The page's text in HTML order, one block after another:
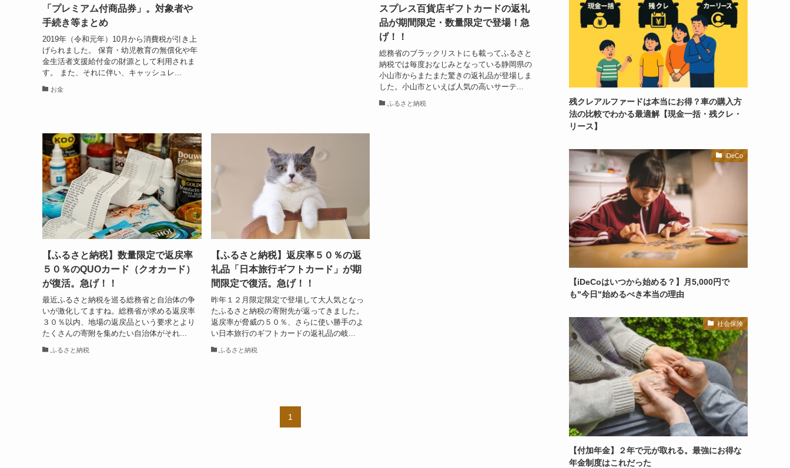
「プレミアム付商品券」。対象者や
手続き等まとめ
2019年（令和元年）10月から消費税が引き上
げられました。 保育・幼児教育の無償化や年
金生活者支援給付金の財源として利用されま
す。 また、それに伴い、キャッシュレ...
お金
スプレス百貨店ギフトカードの返礼
品が期間限定・数量限定で登場！急
げ！！
総務省のブラックリストにも載ってふるさと
納税では毎度おなじみとなっている静岡県の
小山市からまたまた驚きの返礼品が登場しま
した。小山市といえば人気の高いサーテ...
ふるさと納税
【ふるさと納税】数量限定で返戻率
５０％のQUOカード（クオカード）
が復活。急げ！！
最近ふるさと納税を巡る総務省と自治体の争
いが激化してますね。総務省が求める返戻率
３０％以内、地場の返戻品という要求とより
たくさんの寄附を集めたい自治体がそれ...
ふるさと納税
【ふるさと納税】返戻率５０％の返
礼品「日本旅行ギフトカード」が期
間限定で復活。急げ！！
昨年１２月限定限定で登場して大人気となっ
たふるさと納税の寄附先が返ってきました。
返戻率が脅威の５０％、さらに使い勝手のよ
い日本旅行のギフトカードの返礼品の岐...
ふるさと納税
1
残クレアルファードは本当にお得？車の購入方
法の比較でわかる最適解【現金一括・残クレ・
リース】
iDeCo
【iDeCoはいつから始める？】月5,000円で
も"今日"始めるべき本当の理由
社会保険
【付加年金】２年で元が取れる。最強にお得な
年金制度はこれだった